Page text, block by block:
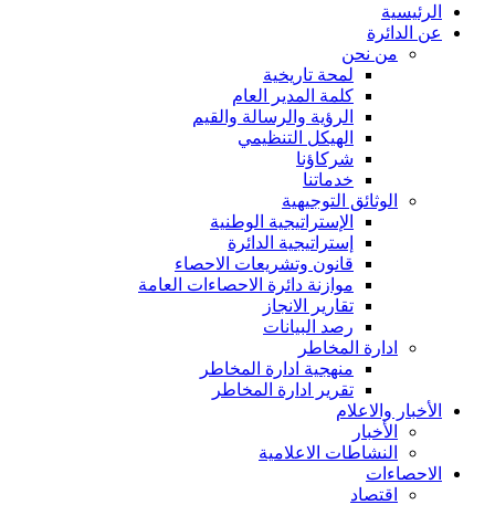
الرئيسية
عن الدائرة
من نحن
لمحة تاريخية
كلمة المدير العام
الرؤية والرسالة والقيم
الهيكل التنظيمي
شركاؤنا
خدماتنا
الوثائق التوجيهية
الإستراتيجية الوطنية
إستراتيجية الدائرة
قانون وتشريعات الاحصاء
موازنة دائرة الاحصاءات العامة
تقارير الانجاز
رصد البيانات
ادارة المخاطر
منهجية ادارة المخاطر
تقرير ادارة المخاطر
الأخبار والاعلام
الأخبار
النشاطات الاعلامية
الاحصاءات
اقتصاد